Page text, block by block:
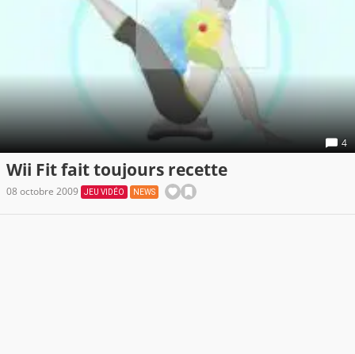
4
Wii Fit fait toujours recette
08 octobre 2009 JEU VIDÉO NEWS